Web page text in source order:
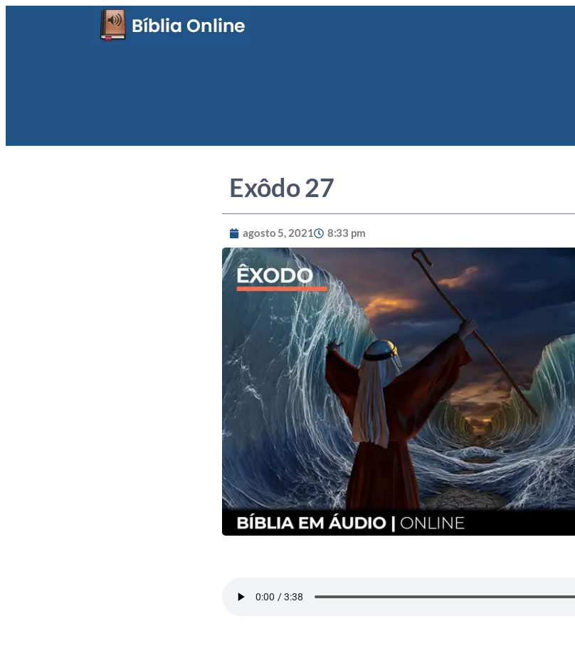
Exôdo 27
agosto 5, 2021 8:33 pm